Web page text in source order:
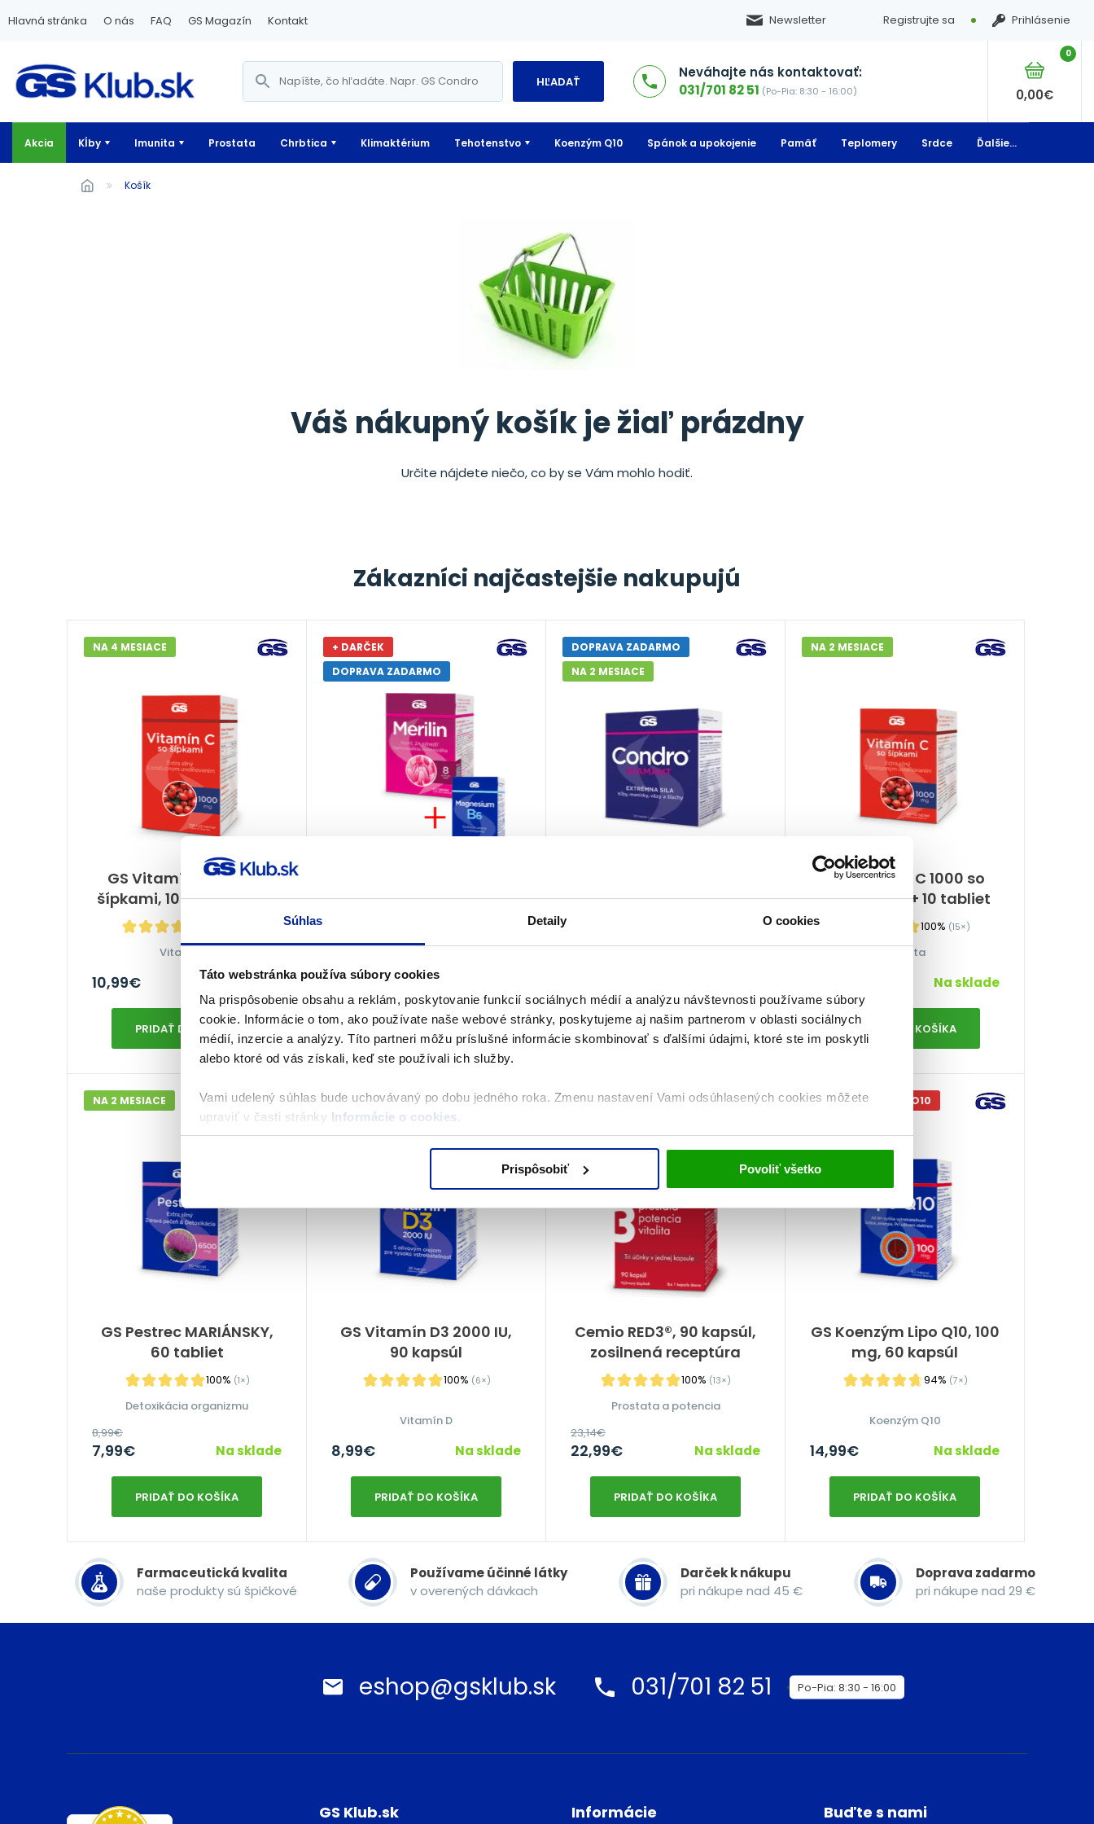
Súhlas Detaily O cookies
Táto webstránka používa súbory cookies
Na prispôsobenie obsahu a reklám, poskytovanie funkcií sociálnych médií a analýzu návštevnosti používame súbory
cookie. Informácie o tom, ako používate naše webové stránky, poskytujeme aj našim partnerom v oblasti sociálnych
médií, inzercie a analýzy. Títo partneri môžu príslušné informácie skombinovať s ďalšími údajmi, ktoré ste im poskytli
alebo ktoré od vás získali, keď ste používali ich služby.
Vami udelený súhlas bude uchovávaný po dobu jedného roka. Zmenu nastavení Vami odsúhlasených cookies môžete
upraviť v časti stránky Informácie o cookies
Prispôsobiť Povoliť všetko
Hlavná stránka O nás FAQ GS Magazín Kontakt Newsletter Registrujte sa Prihlásenie
HĽADAŤ
Neváhajte nás kontaktovať:
031/701 82 51 (Po-Pia: 8:30 - 16:00)
0
0,00€
Akcia Kĺby Imunita Prostata Chrbtica Klimaktérium Tehotenstvo Koenzým Q10 Spánok a upokojenie Pamäť Teplomery Srdce Ďalšie...
Košík
Váš nákupný košík je žiaľ prázdny
Určite nájdete niečo, co by se Vám mohlo hodiť.
Zákazníci najčastejšie nakupujú
GS Vitamín C 1000 so
šípkami, 100 + 20 tabliet
NA 4 MESIACE
Vitamín C
10,99€ Na sklade
PRIDAŤ DO KOŠÍKA
+ DARČEK
DOPRAVA ZADARMO
20,89€
PRIDAŤ DO KOŠÍKA
tabliet
DOPRAVA ZADARMO
NA 2 MESIACE
PRIDAŤ DO KOŠÍKA
GS Vitamín C 1000 so
šípkami, 50 + 10 tabliet
100% (15×)
NA 2 MESIACE
Imunita
Na sklade
PRIDAŤ DO KOŠÍKA
GS Pestrec MARIÁNSKY,
60 tabliet
100% (1×)
NA 2 MESIACE
Detoxikácia organizmu
-11%
8,99€
7,99€ Na sklade
PRIDAŤ DO KOŠÍKA
GS Vitamín D3 2000 IU,
90 kapsúl
100% (6×)
NA 3 MESIACE
Vitamín D
8,99€ Na sklade
PRIDAŤ DO KOŠÍKA
Cemio RED3®, 90 kapsúl,
zosilnená receptúra
100% (13×)
DOPRAVA ZADARMO
Prostata a potencia
-1%
23,14€
22,99€ Na sklade
PRIDAŤ DO KOŠÍKA
GS Koenzým Lipo Q10, 100
mg, 60 kapsúl
94% (7×)
-10% S KÓDOM: LIPO10
Koenzým Q10
14,99€ Na sklade
PRIDAŤ DO KOŠÍKA
Farmaceutická kvalita
naše produkty sú špičkové
Používame účinné látky
v overených dávkach
Darček k nákupu
pri nákupe nad 45 €
Doprava zadarmo
pri nákupe nad 29 €
eshop@gsklub.sk 031/701 82 51 Po-Pia: 8:30 - 16:00
GS Klub.sk Informácie Buďte s nami